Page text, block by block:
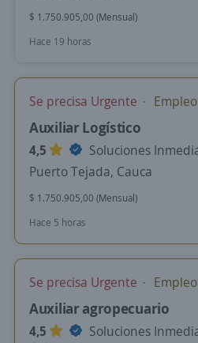
$ 1.750.905,00 (Mensual)
Hace 19 horas
Se precisa Urgente
Auxiliar Logístico
4,5
Soluciones
Puerto Tejada, Cauca
$ 1.750.905,00 (Mensual)
Hace 5 horas
Se precisa Urgente
Auxiliar agropecuario
4,5
Soluciones